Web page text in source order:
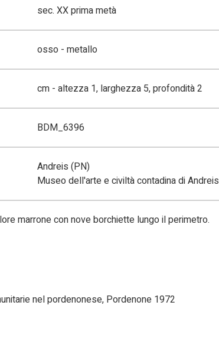
sec. XX prima metà
osso - metallo
cm - altezza 1, larghezza 5, profondità 2
BDM_6396
Andreis (PN)
Museo dell'arte e civiltà contadina di Andreis
marrone con nove borchiette lungo il perimetro.
nel pordenonese, Pordenone 1972